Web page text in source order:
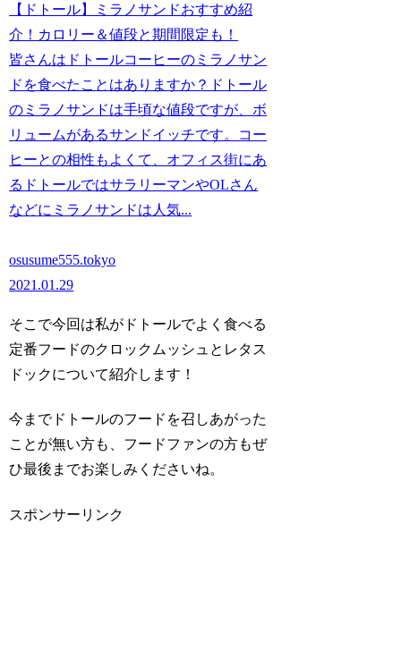
【ドトール】ミラノサンドおすすめ紹
介！カロリー＆値段と期間限定も！
皆さんはドトールコーヒーのミラノサン
ドを食べたことはありますか？ドトール
のミラノサンドは手頃な値段ですが、ボ
リュームがあるサンドイッチです。コー
ヒーとの相性もよくて、オフィス街にあ
るドトールではサラリーマンやOLさん
などにミラノサンドは人気...
osusume555.tokyo
2021.01.29
そこで今回は私がドトールでよく食べる
定番フードのクロックムッシュとレタス
ドックについて紹介します！
今までドトールのフードを召しあがった
ことが無い方も、フードファンの方もぜ
ひ最後までお楽しみくださいね。
スポンサーリンク